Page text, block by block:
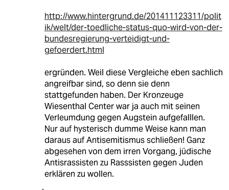
http://www.hintergrund.de/201411123311/polit
ik/welt/der-toedliche-status-quo-wird-von-der-
bundesregierung-verteidigt-und-
gefoerdert.html
ergründen. Weil diese Vergleiche eben sachlich
angreifbar sind, so denn sie denn
stattgefunden haben. Der Kronzeuge
Wiesenthal Center war ja auch mit seinen
Verleumdung gegen Augstein aufgefalllen.
Nur auf hysterisch dumme Weise kann man
daraus auf Antisemitismus schließen! Ganz
abgesehen von dem irren Vorgang, jüdische
Antisrassisten zu Rasssisten gegen Juden
erklären zu wollen.